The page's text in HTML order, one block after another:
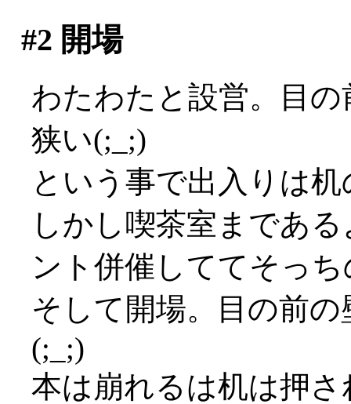
#2 開場
わたわたと設営。目
狭い(;_;)
という事で出入りは
しかし喫茶室まであ
ント併催しててそっ
そして開場。目の前
(;_;)
本は崩れるは机は押